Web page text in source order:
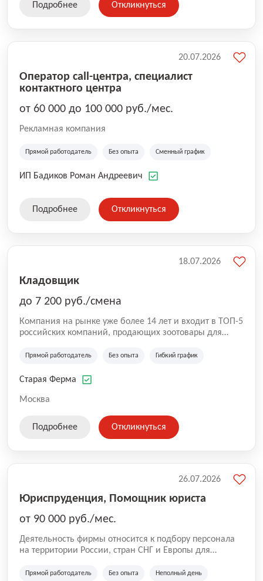
Подробнее Откликнуться
Оператор call-центра, специалист
контактного центра
от 60 000 до 100 000 руб./мес.
Рекламная компания
Прямой работодатель Без опыта Сменный график
ИП Бадиков Роман Андреевич
20.07.2026
Подробнее Откликнуться
Кладовщик
до 7 200 руб./смена
Компания на рынке уже более 14 лет и входит в ТОП-5
российских компаний, продающих зоотовары для
компания владеет 5 розничными магазинами, а также
России (Wildberries, Ozon, Яндекс. Маркет и
на глобальной доставке товаров по всей территории
SKU, премиальные бренды кормов и собственные
Прямой работодатель Без опыта Гибкий график
Старая Ферма
Москва
18.07.2026
Подробнее Откликнуться
Юриспруденция, Помощник юриста
от 90 000 руб./мес.
Деятельность фирмы относится к подбору персонала
на территории России, стран СНГ и Европы для
культуре и развлечениям, информационным
Прямой работодатель Без опыта Неполный день
26.07.2026